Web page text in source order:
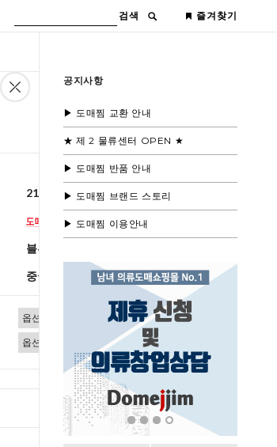
검색 즐겨찾기
공지사항
▶ 도매찜 교환 안내
★ 제 2 물류센터 OPEN ★
▶ 도매찜 반품 안내
▶ 도매찜 브랜드 스토리
▶ 도매찜 이용안내
21,600원(부가세별도)
블루모드제휴사
중국